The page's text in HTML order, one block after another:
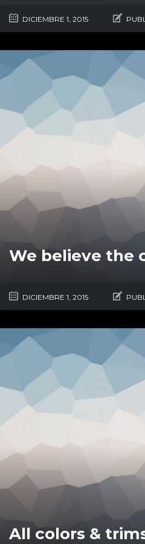
DICIEMBRE 1, 2015
We believe the
DICIEMBRE 1, 2015
All colors &